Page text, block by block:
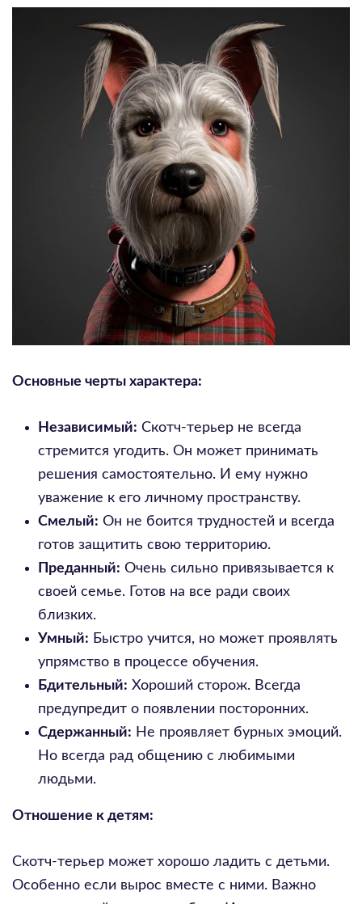
Основные черты характера:
Независимый: Скотч-терьер не всегда
стремится угодить. Он может принимать
решения самостоятельно. И ему нужно
уважение к его личному пространству.
Смелый: Он не боится трудностей и всегда
готов защитить свою территорию.
Преданный: Очень сильно привязывается к
своей семье. Готов на все ради своих
близких.
Умный: Быстро учится, но может проявлять
упрямство в процессе обучения.
Бдительный: Хороший сторож. Всегда
предупредит о появлении посторонних.
Сдержанный: Не проявляет бурных эмоций.
Но всегда рад общению с любимыми
людьми.
Отношение к детям:
Скотч-терьер может хорошо ладить с детьми.
Особенно если вырос вместе с ними. Важно